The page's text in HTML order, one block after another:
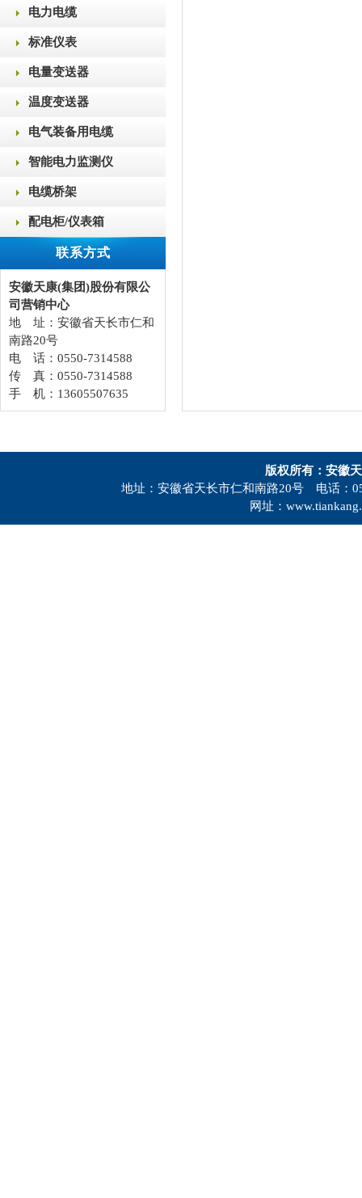
电力电缆
标准仪表
电量变送器
温度变送器
电气装备用电缆
智能电力监测仪
电缆桥架
配电柜/仪表箱
联系方式
安徽天康(集团)股份有限公
司营销中心
地 址：安徽省天长市仁和
南路20号
电 话：0550-7314588
传 真：0550-7314588
手 机：13605507635
版权所有：安徽
地址：安徽省天长市仁和南路20号 电话：
网址：